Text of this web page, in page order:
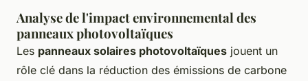
Analyse de l'impact environnemental des
panneaux photovoltaïques
Les panneaux solaires photovoltaïques jouent un
rôle clé dans la réduction des émissions de carbone